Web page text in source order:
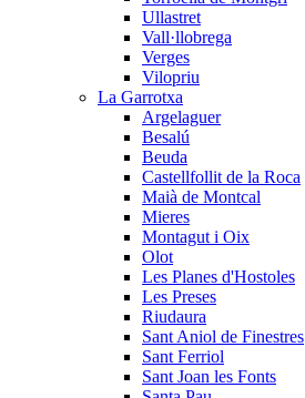
Ullastret
Vall·llobrega
Verges
Vilopriu
La Garrotxa
Argelaguer
Besalú
Beuda
Castellfollit de la Roca
Maià de Montcal
Mieres
Montagut i Oix
Olot
Les Planes d'Hostoles
Les Preses
Riudaura
Sant Aniol de Finestres
Sant Ferriol
Sant Joan les Fonts